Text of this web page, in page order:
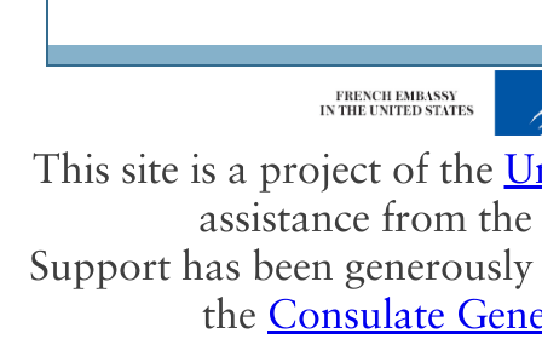
This site is a project of the
assistance from the
Support has been
the Consulate